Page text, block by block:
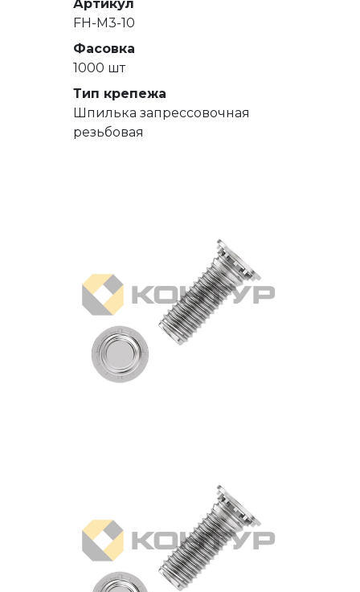
Артикул
FH-M3-10
Фасовка
1000 шт
Тип крепежа
Шпилька запрессовочная
резьбовая